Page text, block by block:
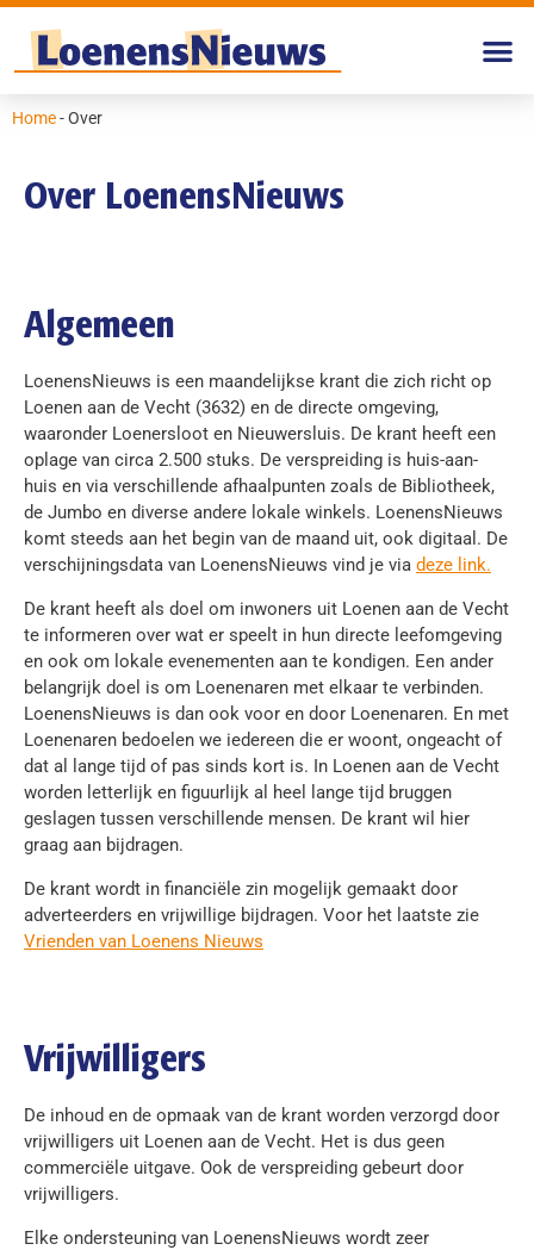
Home-Over
Over LoenensNieuws
Algemeen
LoenensNieuws is een maandelijkse krant die zich richt op
Loenen aan de Vecht (3632) en de directe omgeving,
waaronder Loenersloot en Nieuwersluis. De krant heeft een
oplage van circa 2.500 stuks. De verspreiding is huis-aan-
huis en via verschillende afhaalpunten zoals de Bibliotheek,
de Jumbo en diverse andere lokale winkels. LoenensNieuws
komt steeds aan het begin van de maand uit, ook digitaal. De
verschijningsdata van LoenensNieuws vind je via deze link.
De krant heeft als doel om inwoners uit Loenen aan de Vecht
te informeren over wat er speelt in hun directe leefomgeving
en ook om lokale evenementen aan te kondigen. Een ander
belangrijk doel is om Loenenaren met elkaar te verbinden.
LoenensNieuws is dan ook voor en door Loenenaren. En met
Loenenaren bedoelen we iedereen die er woont, ongeacht of
dat al lange tijd of pas sinds kort is. In Loenen aan de Vecht
worden letterlijk en figuurlijk al heel lange tijd bruggen
geslagen tussen verschillende mensen. De krant wil hier
graag aan bijdragen.
De krant wordt in financiële zin mogelijk gemaakt door
adverteerders en vrijwillige bijdragen. Voor het laatste zie
Vrienden van Loenens Nieuws
Vrijwilligers
De inhoud en de opmaak van de krant worden verzorgd door
vrijwilligers uit Loenen aan de Vecht. Het is dus geen
commerciële uitgave. Ook de verspreiding gebeurt door
vrijwilligers.
Elke ondersteuning van LoenensNieuws wordt zeer